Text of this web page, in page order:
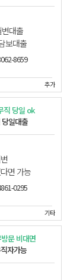
대출
보대출
8659
추가
직 당일 ok
일대출
면 가능
0295
기타
문 비대면
자가능